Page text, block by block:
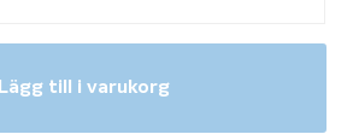
Lägg till i varukorg